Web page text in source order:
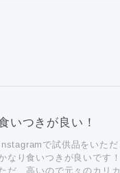
いつきが良い！
で試供品をいた
なり食いつきが良いです！
だ、高いので元々のカリ